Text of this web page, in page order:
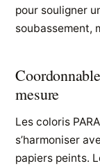
pour souligner
soubassement,
mesure
Les coloris
s’harmoniser
papiers peints.